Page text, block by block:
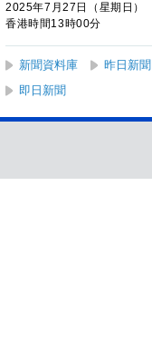
2025年7月27日（星期日）
香港時間13時00分
新聞資料庫 昨日新聞
即日新聞